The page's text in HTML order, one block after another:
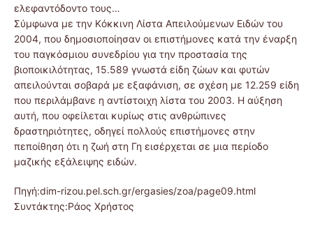
ελεφαντόδοντο τους…
Σύμφωνα με την Kόκκινη Λίστα Απειλούμενων Ειδών του
2004, που δημοσιοποίησαν οι επιστήμονες κατά την έναρξη
του παγκόσμιου συνεδρίου για την προστασία της
βιοποικιλότητας, 15.589 γνωστά είδη ζώων και φυτών
απειλούνται σοβαρά με εξαφάνιση, σε σχέση με 12.259 είδη
που περιλάμβανε η αντίστοιχη λίστα του 2003. Η αύξηση
αυτή, που οφείλεται κυρίως στις ανθρώπινες
δραστηριότητες, οδηγεί πολλούς επιστήμονες στην
πεποίθηση ότι η ζωή στη Γη εισέρχεται σε μια περίοδο
μαζικής εξάλειψης ειδών.
Πηγή:dim-rizou.pel.sch.gr/ergasies/zoa/page09.html
Συντάκτης:Ράος Χρήστος